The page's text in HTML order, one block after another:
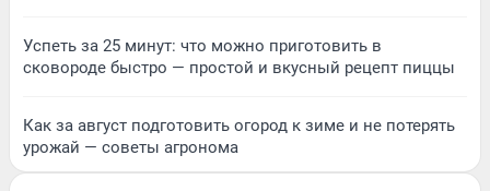
Успеть за 25 минут: что можно приготовить в
сковороде быстро — простой и вкусный рецепт пиццы
Как за август подготовить огород к зиме и не потерять
урожай — советы агронома